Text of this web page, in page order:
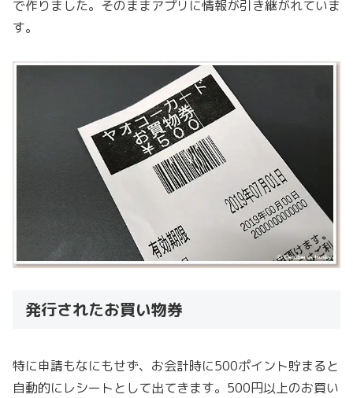
で作りました。そのままアプリに情報が引き継がれていま
す。
発行されたお買い物券
特に申請もなにもせず、お会計時に500ポイント貯まると
自動的にレシートとして出てきます。500円以上のお買い